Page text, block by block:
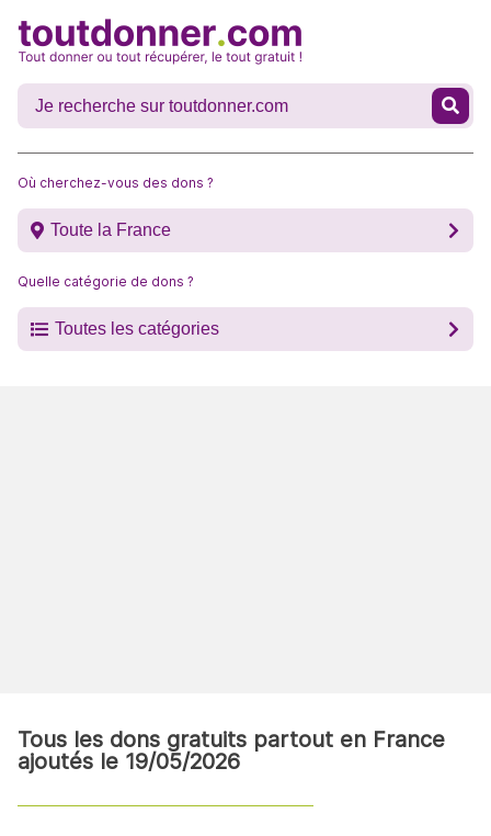
Où cherchez-vous des dons ?
Toute la France
Quelle catégorie de dons ?
Toutes les catégories
Tous les dons gratuits partout en France
ajoutés le 19/05/2026